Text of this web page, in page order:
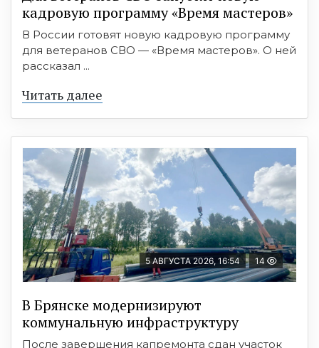
кадровую программу «Время мастеров»
В России готовят новую кадровую программу
для ветеранов СВО — «Время мастеров». О ней
рассказал ...
Читать далее
5 АВГУСТА 2026, 16:54 14
В Брянске модернизируют
коммунальную инфраструктуру
После завершения капремонта сдан участок